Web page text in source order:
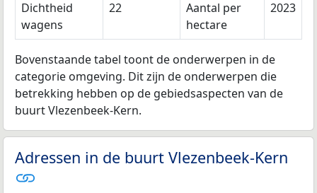
Dichtheid
wagens
22
Aantal per
hectare
2023
Bovenstaande tabel toont de onderwerpen in de
categorie omgeving. Dit zijn de onderwerpen die
betrekking hebben op de gebiedsaspecten van de
buurt Vlezenbeek-Kern.
Adressen in de buurt Vlezenbeek-Kern